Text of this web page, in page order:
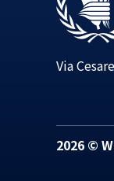
Via
2026 ©